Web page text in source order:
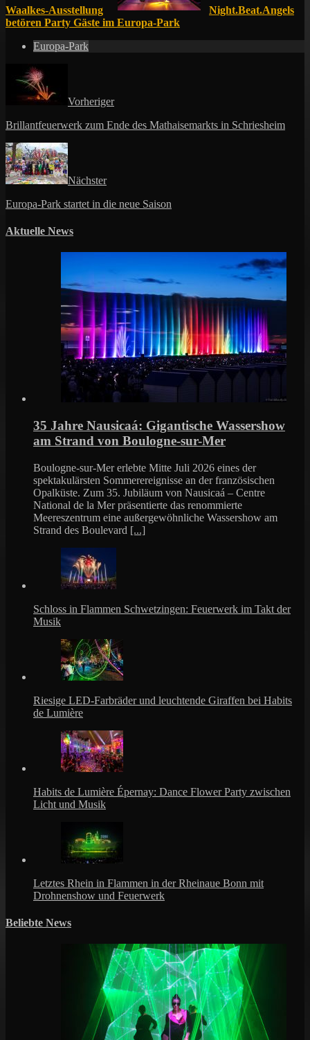
Waalkes-Ausstellung
Night.Beat.Angels
betören Party Gäste im Europa-Park
Europa-Park
Vorheriger
Brillantfeuerwerk zum Ende des Mathaisemarkts in Schriesheim
Nächster
Europa-Park startet in die neue Saison
Aktuelle News
35 Jahre Nausicaá: Gigantische Wassershow
am Strand von Boulogne-sur-Mer
Boulogne-sur-Mer erlebte Mitte Juli 2026 eines der
spektakulärsten Sommerereignisse an der französischen
Opalküste. Zum 35. Jubiläum von Nausicaá – Centre
National de la Mer präsentierte das renommierte
Meereszentrum eine außergewöhnliche Wassershow am
Strand des Boulevard [...]
Schloss in Flammen Schwetzingen: Feuerwerk im Takt der
Musik
Riesige LED-Farbräder und leuchtende Giraffen bei Habits
de Lumière
Habits de Lumière Épernay: Dance Flower Party zwischen
Licht und Musik
Letztes Rhein in Flammen in der Rheinaue Bonn mit
Drohnenshow und Feuerwerk
Beliebte News